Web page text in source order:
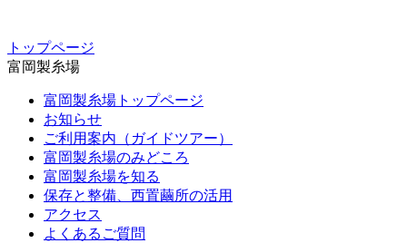
トップページ
富岡製糸場
富岡製糸場トップページ
お知らせ
ご利用案内（ガイドツアー）
富岡製糸場のみどころ
富岡製糸場を知る
保存と整備、西置繭所の活用
アクセス
よくあるご質問